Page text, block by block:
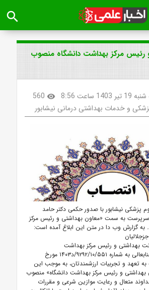
search
رئیس مرکز بهداشت دانشگاه منصوب
1403 ساعت 8:56 visibility
560
و خدمات بهداشتی درمانی نیشابور
پزشکی نیشابور با صدور حکمی دکتر حامد
سرپرست به سمت «معاون بهداشتی و رئیس مرکز
به گزارش وب دا در متن این ابلاغ آمده است:
بهداشتی و رئیس مرکز بهداشت
پیرو ابلاغ سرپرستی جنابعالی به شماره ۹۲۹۲/۱۰/۵۵۱/د۱۴۰۳ مورخ
با توجه به تعهد و تجربیات ارزشمندتان، به موجب این
بهداشتی و رئیس مرکز بهداشت دانشگاه» منصوب
متعال و رعایت موازین شرعی و مقررات